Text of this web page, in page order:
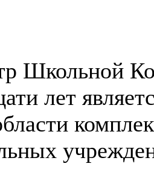
Школьной
лет